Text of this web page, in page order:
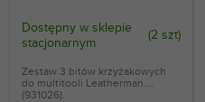
Dostępny w sklepie
stacjonarnym
(2 szt)
Zestaw 3 bitów krzyżakowych
do multitooli Leatherman.
(931026).